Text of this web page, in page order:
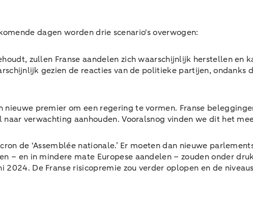
dagen worden drie scenario's overwogen:
zullen Franse aandelen zich waarschijnlijk herstellen en
gezien de reacties van de politieke partijen, ondanks
premier om een regering te vormen. Franse
naar verwachting aanhouden. Vooralsnog vinden we dit het
de ‘Assemblée nationale.’ Er moeten dan nieuwe
– en in mindere mate Europese aandelen – zouden onder
De Franse risicopremie zou verder oplopen en de